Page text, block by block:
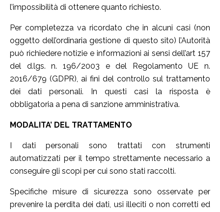
l’impossibilità di ottenere quanto richiesto.
Per completezza va ricordato che in alcuni casi (non
oggetto dell’ordinaria gestione di questo sito) l’Autorità
può richiedere notizie e informazioni ai sensi dell’art 157
del d.lgs. n. 196/2003 e del Regolamento UE n.
2016/679 (GDPR), ai fini del controllo sul trattamento
dei dati personali. In questi casi la risposta è
obbligatoria a pena di sanzione amministrativa.
MODALITA’ DEL TRATTAMENTO
I dati personali sono trattati con strumenti
automatizzati per il tempo strettamente necessario a
conseguire gli scopi per cui sono stati raccolti.
Specifiche misure di sicurezza sono osservate per
prevenire la perdita dei dati, usi illeciti o non corretti ed